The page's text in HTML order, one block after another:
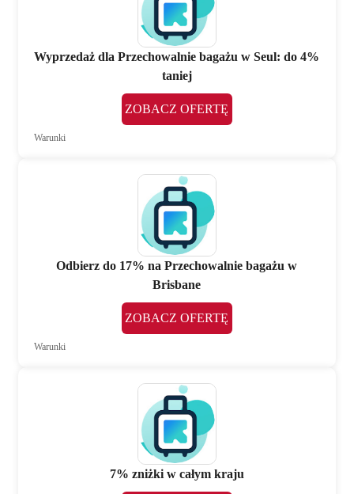
Wyprzedaż dla Przechowalnie bagażu w Seul: do 4%
taniej
ZOBACZ OFERTĘ
Warunki
Odbierz do 17% na Przechowalnie bagażu w
Brisbane
ZOBACZ OFERTĘ
Warunki
7% zniżki w całym kraju